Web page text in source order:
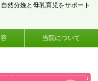
然分娩と母乳育児をサポート
当院について